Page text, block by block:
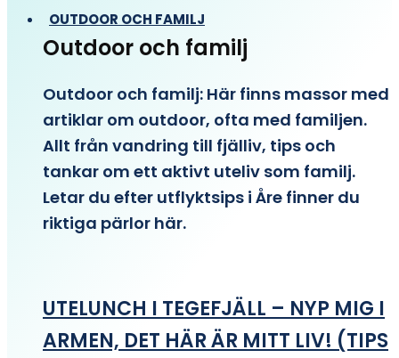
OUTDOOR OCH FAMILJ
Outdoor och familj
Outdoor och familj: Här finns massor med
artiklar om outdoor, ofta med familjen.
Allt från vandring till fjälliv, tips och
tankar om ett aktivt uteliv som familj.
Letar du efter utflyktsips i Åre finner du
riktiga pärlor här.
UTELUNCH I TEGEFJÄLL – NYP MIG I
ARMEN, DET HÄR ÄR MITT LIV! (TIPS